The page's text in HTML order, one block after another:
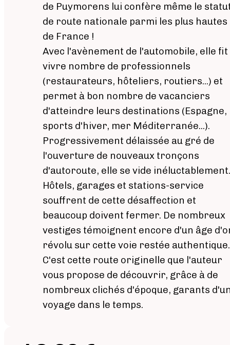
de Puymorens lui confère même le
de route nationale parmi les plus hautes
de France !
Avec l'avènement de l'automobile, elle fit
vivre nombre de professionnels
(restaurateurs, hôteliers, routiers...) et
permet à bon nombre de vacanciers
d'atteindre leurs destinations (Espagne,
sports d'hiver, mer Méditerranée...).
Progressivement délaissée au gré de
l'ouverture de nouveaux tronçons
d'autoroute, elle se vide inéluctablement.
Hôtels, garages et stations-service
souffrent de cette désaffection et
beaucoup doivent fermer. De nombreux
vestiges témoignent encore d'un âge
révolu sur cette voie restée authentique.
C'est cette route originelle que l'auteur
vous propose de découvrir, grâce à de
nombreux clichés d'époque, garants
voyage dans le temps.